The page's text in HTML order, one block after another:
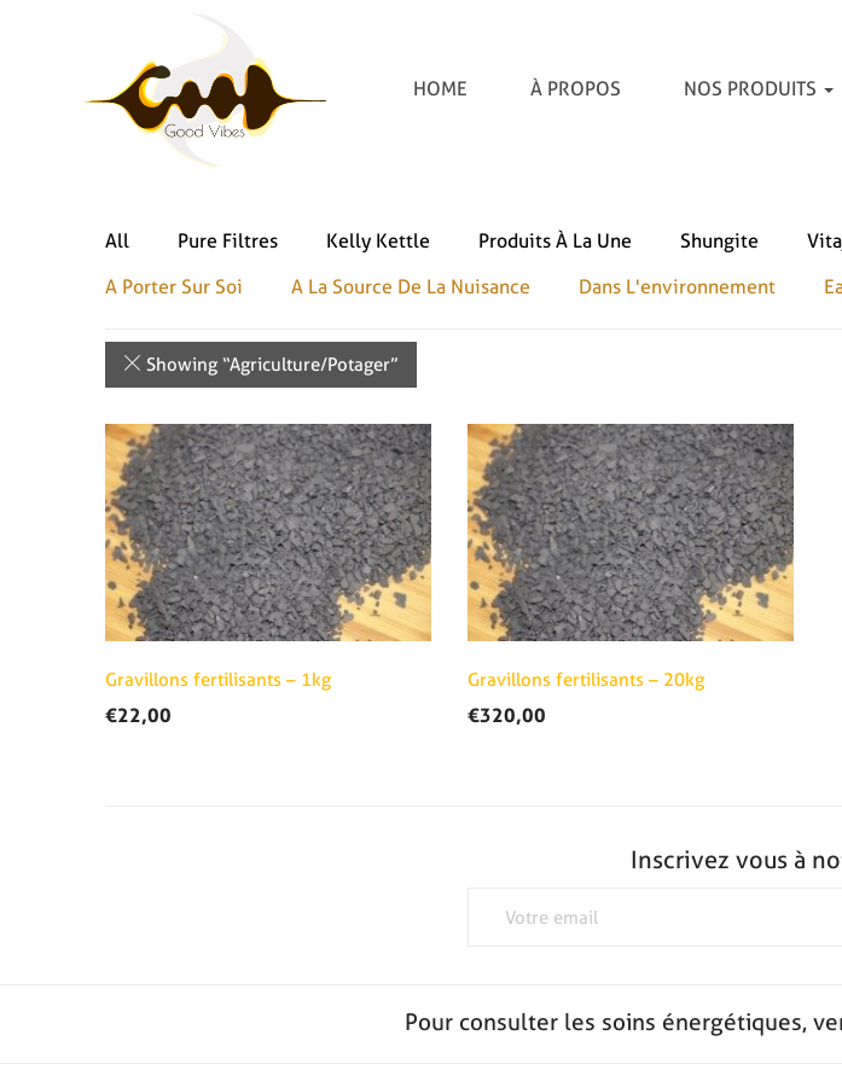
HOME À PROPOS NOS PRODUITS
All Pure Filtres Kelly Kettle Produits À La Une Shungite
A Porter Sur Soi
A La Source De La Nuisance Dans L'environnement
Showing “Agriculture/Potager”
Gravillons fertilisants – 1kg
€22,00
Gravillons fertilisants – 20kg
€320,00
Inscrivez vous à
Pour consulter les soins énergétiques,